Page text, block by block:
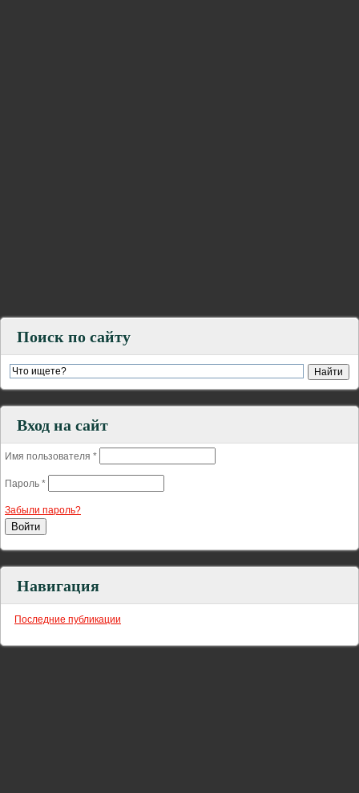
Поиск по сайту
Вход на сайт
Имя пользователя *
Пароль *
Забыли пароль?
Навигация
Последние публикации